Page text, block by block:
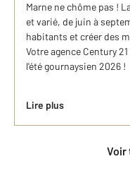
Marne ne chôme pas !
et varié, de juin à
habitants et créer des
Votre agence Century
l'été gournaysien 2026 !
Lire plus